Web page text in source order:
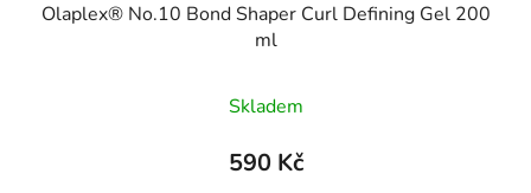
Olaplex® No.10 Bond Shaper Curl Defining Gel 200
ml
Skladem
590 Kč